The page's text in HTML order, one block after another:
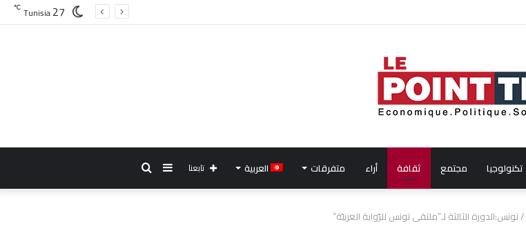
Tunisia27
℃
تكنولوجيا مجتمع ثقافة أراء متفرقات العربية
بحثإضافة
تابعنا
/تونس:الدورة الثالثة لـ”ملتقى تونس للرّواية العربيّة”